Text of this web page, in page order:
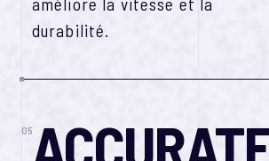
améliore la vitesse et la
durabilité.
05